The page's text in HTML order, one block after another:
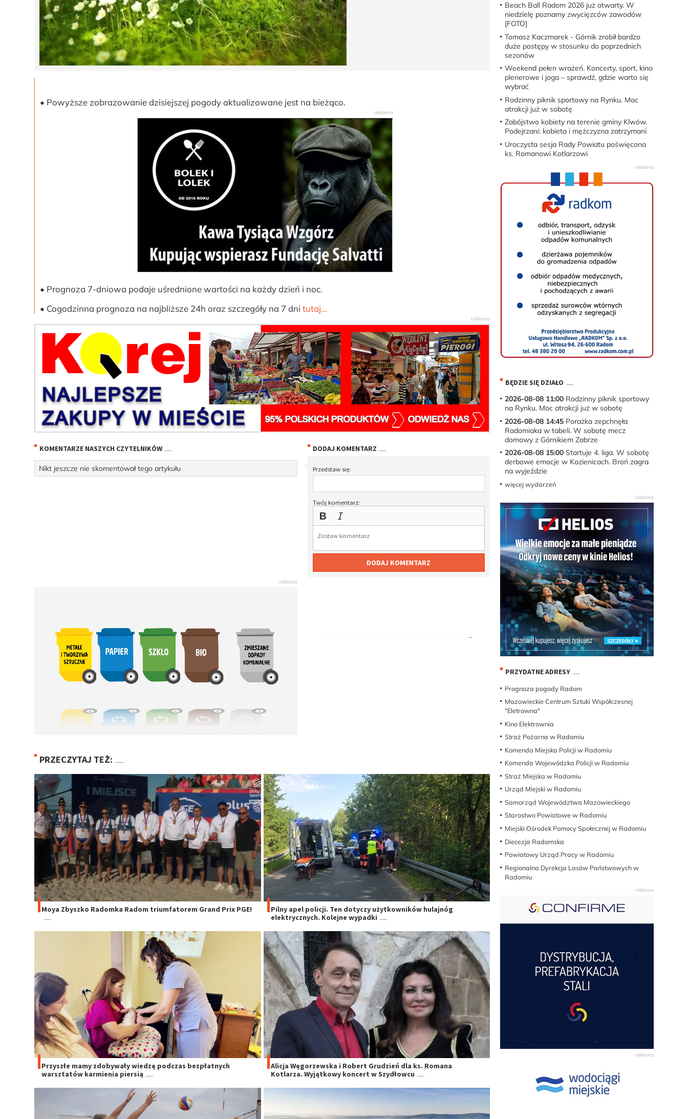
• Powyższe zobrazowanie dzisiejszej pogody aktualizowane jest na bieżąco.
• Prognoza 7-dniowa podaje uśrednione wartości na każdy dzień i noc.
• Cogodzinna prognoza na najbliższe 24h oraz szczegóły na 7 dnitutaj...
KOMENTARZE NASZYCH CZYTELNIKÓW
Nikt jeszcze nie skomentował tego artykułu
DODAJ KOMENTARZ
Przedstaw się:
Twój komentarz:
DODAJ KOMENTARZ
PRZECZYTAJ TEŻ:
Moya Zbyszko Radomka Radom triumfatorem Grand Prix PGE!
Pilny apel policji. Ten dotyczy użytkowników hulajnóg
elektrycznych. Kolejne wypadki
Przyszłe mamy zdobywały wiedzę podczas bezpłatnych
warsztatów karmienia piersią
Alicja Węgorzewska i Robert Grudzień dla ks. Romana
Kotlarza. Wyjątkowy koncert w Szydłowcu
Beach Ball Radom 2026 już otwarty. W
niedzielę poznamy zwycięzców zawodów
[FOTO]
Tomasz Kaczmarek - Górnik zrobił bardzo
duże postępy w stosunku do poprzednich
sezonów
Weekend pełen wrażeń. Koncerty, sport, kino
plenerowe i joga – sprawdź, gdzie warto się
wybrać
Rodzinny piknik sportowy na Rynku. Moc
atrakcji już w sobotę
Zabójstwo kobiety na terenie gminy Klwów.
Podejrzani: kobieta i mężczyzna zatrzymani
Uroczysta sesja Rady Powiatu poświęcona
ks. Romanowi Kotlarzowi
BĘDZIE SIĘ DZIAŁO
2026-08-08 11:00Rodzinny piknik sportowy
na Rynku. Moc atrakcji już w sobotę
2026-08-08 14:45Porażka zepchnęła
Radomiaka w tabeli. W sobotę mecz
domowy z Górnikiem Zabrze
2026-08-08 15:00Startuje 4. liga. W sobotę
derbowe emocje w Kozienicach. Broń zagra
na wyjeździe
więcej wydarzeń
PRZYDATNE ADRESY
Prognoza pogody Radom
Mazowieckie Centrum Sztuki Współczesnej
"Eletrowna"
Kino Elektrownia
Straż Pożarna w Radomiu
Komenda Miejska Policji w Radomiu
Komenda Wojewódzka Policji w Radomiu
Straż Miejska w Radomiu
Urząd Miejski w Radomiu
Samorząd Województwa Mazowieckiego
Starostwo Powiatowe w Radomiu
Miejski Ośrodek Pomocy Społecznej w Radomiu
Diecezja Radomska
Powiatowy Urząd Pracy w Radomiu
Regionalna Dyrekcja Lasów Państwowych w
Radomiu